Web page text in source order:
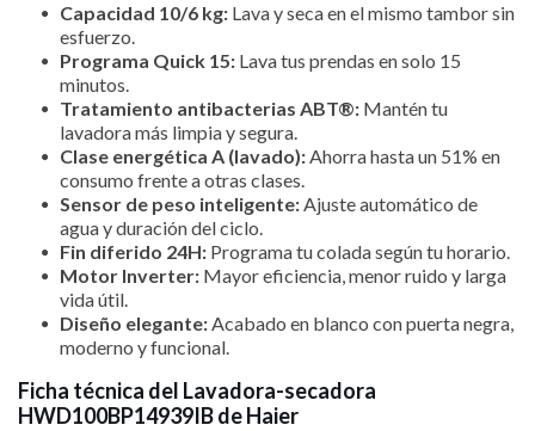
Capacidad 10/6 kg: Lava y seca en el mismo tambor sin
esfuerzo.
Programa Quick 15: Lava tus prendas en solo 15
minutos.
Tratamiento antibacterias ABT®: Mantén tu
lavadora más limpia y segura.
Clase energética A (lavado):Ahorra hasta un 51% en
consumo frente a otras clases.
Sensor de peso inteligente:Ajuste automático de
agua y duración del ciclo.
Fin diferido 24H: Programa tu colada según tu horario.
Motor Inverter: Mayor eficiencia, menor ruido y larga
vida útil.
Diseño elegante:Acabado en blanco con puerta negra,
moderno y funcional.
Ficha técnica del Lavadora-secadora
HWD100BP14939IB de Haier